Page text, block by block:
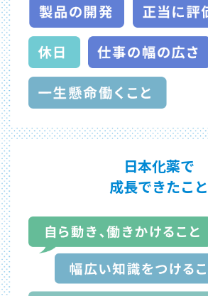
日本化薬で
成長できたこと